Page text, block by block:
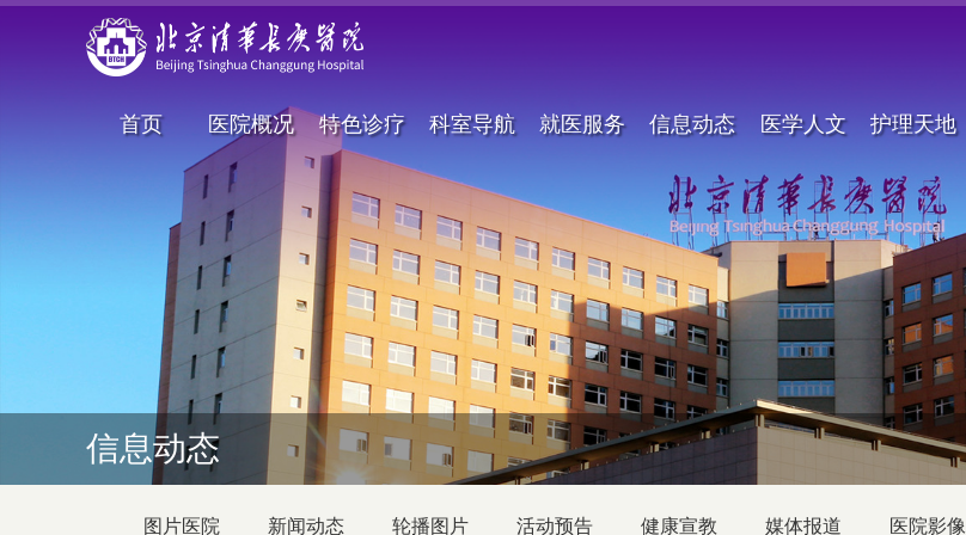
首页 医院概况 特色诊疗 科室导航 就医服务 信息动态 医学人文 护理天地
信息动态
图片医院 新闻动态 轮播图片 活动预告 健康宣教 媒体报道 医院影像